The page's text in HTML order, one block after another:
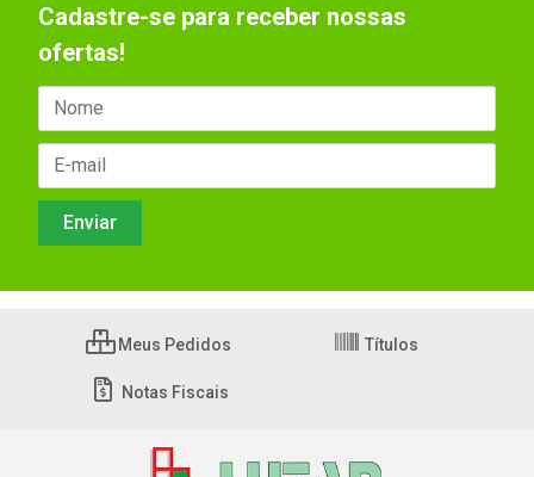
Cadastre-se para receber nossas
ofertas!
Meus Pedidos Títulos
Notas Fiscais